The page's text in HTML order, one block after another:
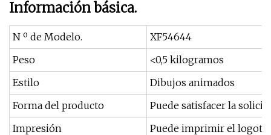
Información básica.
N º de Modelo.
XF54644
Peso
<0,5 kilogramos
Estilo
Dibujos animados
Forma del producto
Puede satisfacer la
Impresión
Puede imprimir el